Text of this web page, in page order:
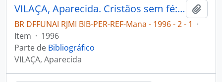
VILAÇA, Aparecida. Cristãos sem fé: alguns aspectos da conversão dos Wari' [Pakaa Nova] [Mana]
BR DFFUNAI RJMI BIB-PER-REF-Mana - 1996 - 2 - 1 ·
Item · 1996
Parte de Bibliográfico
VILAÇA, Aparecida